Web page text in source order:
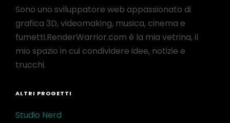
Sono uno sviluppatore web appassionato di
grafica 3D, videomaking, musica, cinema e
fumetti.RenderWarrior.com è la mia vetrina, il
mio spazio in cui condividere idee, notizie e
trucchi.
ALTRI PROGETTI
Studio Nerd